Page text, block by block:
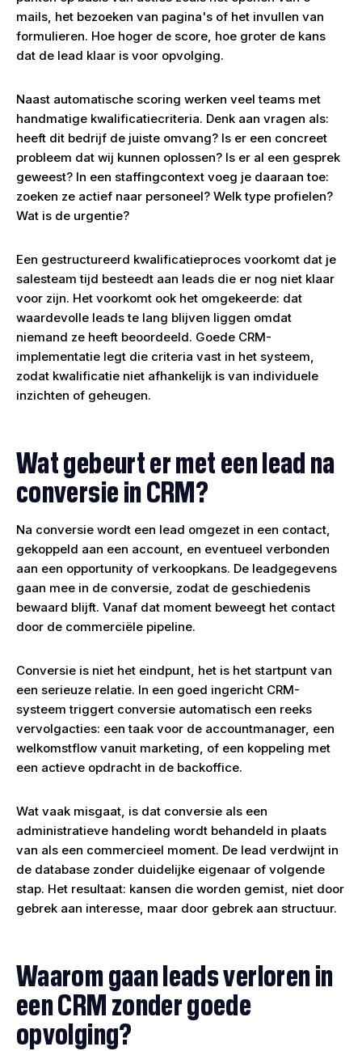
mails, het bezoeken van pagina's of het invullen van
formulieren. Hoe hoger de score, hoe groter de kans
dat de lead klaar is voor opvolging.
Naast automatische scoring werken veel teams met
handmatige kwalificatiecriteria. Denk aan vragen als:
heeft dit bedrijf de juiste omvang? Is er een concreet
probleem dat wij kunnen oplossen? Is er al een gesprek
geweest? In een staffingcontext voeg je daaraan toe:
zoeken ze actief naar personeel? Welk type profielen?
Wat is de urgentie?
Een gestructureerd kwalificatieproces voorkomt dat je
salesteam tijd besteedt aan leads die er nog niet klaar
voor zijn. Het voorkomt ook het omgekeerde: dat
waardevolle leads te lang blijven liggen omdat
niemand ze heeft beoordeeld. Goede CRM-
implementatie legt die criteria vast in het systeem,
zodat kwalificatie niet afhankelijk is van individuele
inzichten of geheugen.
Wat gebeurt er met een lead na
conversie in CRM?
Na conversie wordt een lead omgezet in een contact,
gekoppeld aan een account, en eventueel verbonden
aan een opportunity of verkoopkans. De leadgegevens
gaan mee in de conversie, zodat de geschiedenis
bewaard blijft. Vanaf dat moment beweegt het contact
door de commerciële pipeline.
Conversie is niet het eindpunt, het is het startpunt van
een serieuze relatie. In een goed ingericht CRM-
systeem triggert conversie automatisch een reeks
vervolgacties: een taak voor de accountmanager, een
welkomstflow vanuit marketing, of een koppeling met
een actieve opdracht in de backoffice.
Wat vaak misgaat, is dat conversie als een
administratieve handeling wordt behandeld in plaats
van als een commercieel moment. De lead verdwijnt in
de database zonder duidelijke eigenaar of volgende
stap. Het resultaat: kansen die worden gemist, niet door
gebrek aan interesse, maar door gebrek aan structuur.
Waarom gaan leads verloren in
een CRM zonder goede
opvolging?